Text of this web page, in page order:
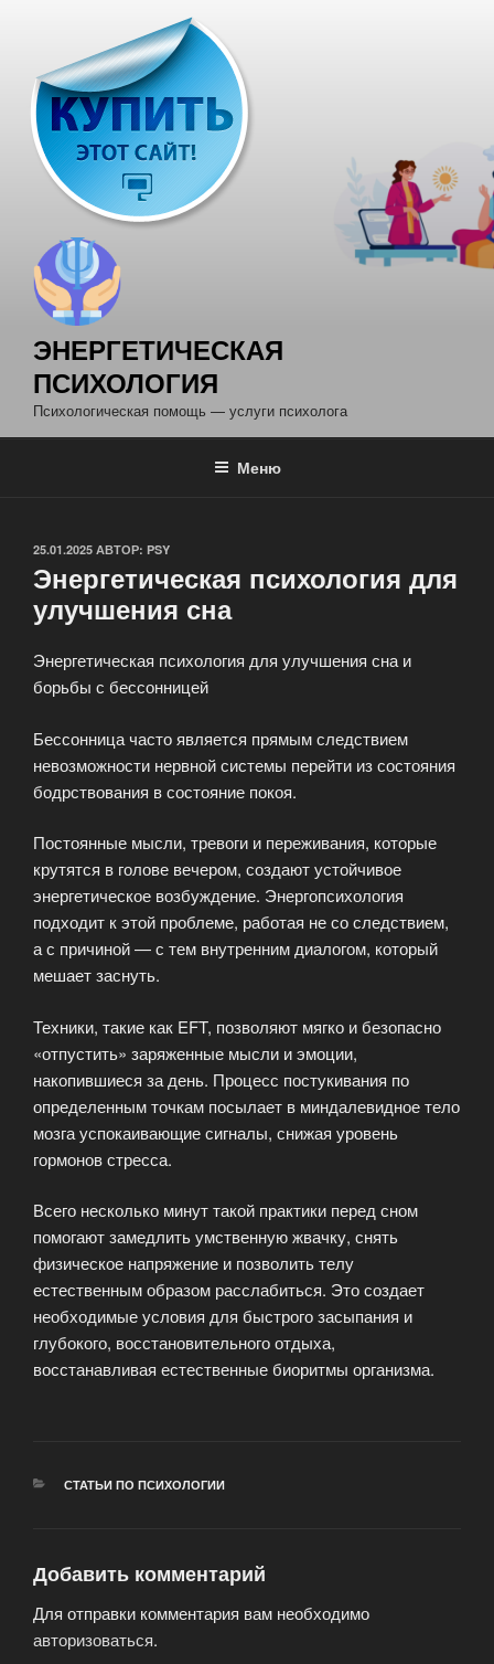
содержимому
ЭНЕРГЕТИЧЕСКАЯ
ПСИХОЛОГИЯ
Психологическая помощь — услуги психолога
Меню
ОПУБЛИКОВАНО
25.01.2025 АВТОР: PSY
Энергетическая психология для
улучшения сна
Энергетическая психология для улучшения сна и
борьбы с бессонницей
Бессонница часто является прямым следствием
невозможности нервной системы перейти из состояния
бодрствования в состояние покоя.
Постоянные мысли, тревоги и переживания, которые
крутятся в голове вечером, создают устойчивое
энергетическое возбуждение. Энергопсихология
подходит к этой проблеме, работая не со следствием,
а с причиной — с тем внутренним диалогом, который
мешает заснуть.
Техники, такие как EFT, позволяют мягко и безопасно
«отпустить» заряженные мысли и эмоции,
накопившиеся за день. Процесс постукивания по
определенным точкам посылает в миндалевидное тело
мозга успокаивающие сигналы, снижая уровень
гормонов стресса.
Всего несколько минут такой практики перед сном
помогают замедлить умственную жвачку, снять
физическое напряжение и позволить телу
естественным образом расслабиться. Это создает
необходимые условия для быстрого засыпания и
глубокого, восстановительного отдыха,
восстанавливая естественные биоритмы организма.
РУБРИКИ
СТАТЬИ ПО ПСИХОЛОГИИ
Добавить комментарий
Для отправки комментария вам необходимо
авторизоваться.